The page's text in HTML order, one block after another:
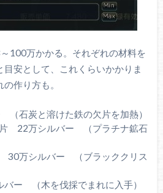
100万かかる。それぞれの材料を
安として、これくらいかかりま
作り方も。
石炭と溶けた鉄の欠片を加熱）
片 22万シルバー （プラチナ鉱石
30万シルバー （ブラッククリス
ー （木を伐採でまれに入手）